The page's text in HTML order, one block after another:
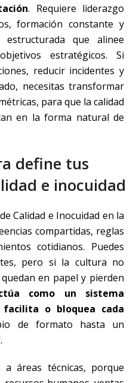
. Requiere liderazgo
formación constante y
que alinee
estratégicos. Si
reducir incidentes y
necesitas transformar
para que la calidad
en la forma natural de
define tus
e inocuidad
Calidad e Inocuidad en la
compartidas, reglas
cotidianos. Puedes
pero si la cultura no
en papel y pierden
como un sistema
o bloquea cada
de formato hasta un
áreas técnicas, porque